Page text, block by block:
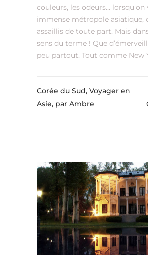
couleurs, les odeurs…
immense métropole asiatique,
assaillis de toute part. Mais
sens du terme ! Que
peu partout. Tout comme New
Corée du Sud, Voyager en
Asie, par Ambre